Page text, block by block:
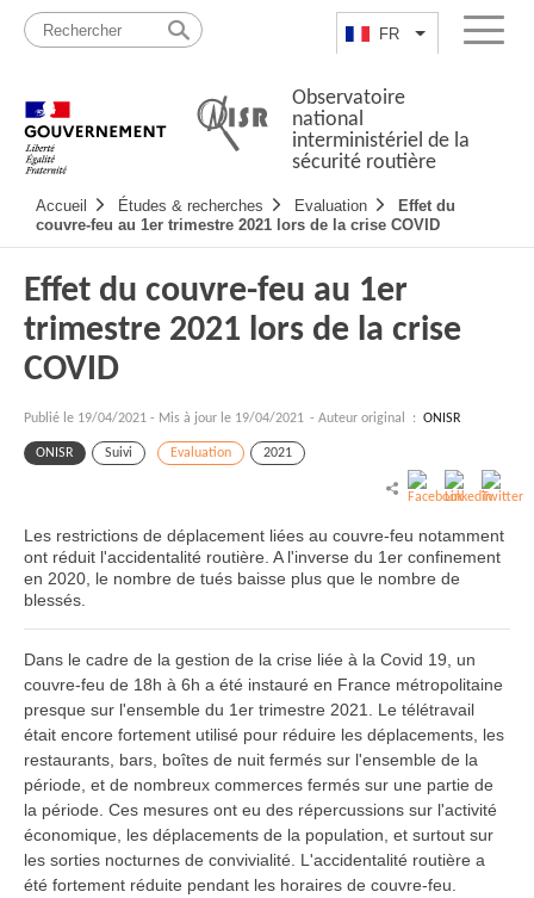
Passer
contenu
FR Lister lesMenu
Observatoire
national
interministériel de la
sécurité routière
principale
Accueil Études & recherches Evaluation
Effet du
couvre-feu au 1er trimestre 2021 lors de la crise COVID
Effet du couvre-feu au 1er
trimestre 2021 lors de la crise
COVID
Publié le 19/04/2021 - Mis à jour le 19/04/2021 - Auteur original : ONISR
ONISR Suivi Evaluation 2021
Les restrictions de déplacement liées au couvre-feu notamment
ont réduit l'accidentalité routière. A l'inverse du 1er confinement
en 2020, le nombre de tués baisse plus que le nombre de
blessés.
Dans le cadre de la gestion de la crise liée à la Covid 19, un
couvre-feu de 18h à 6h a été instauré en France métropolitaine
presque sur l'ensemble du 1er trimestre 2021. Le télétravail
était encore fortement utilisé pour réduire les déplacements, les
restaurants, bars, boîtes de nuit fermés sur l'ensemble de la
période, et de nombreux commerces fermés sur une partie de
la période. Ces mesures ont eu des répercussions sur l'activité
économique, les déplacements de la population, et surtout sur
les sorties nocturnes de convivialité. L'accidentalité routière a
été fortement réduite pendant les horaires de couvre-feu.